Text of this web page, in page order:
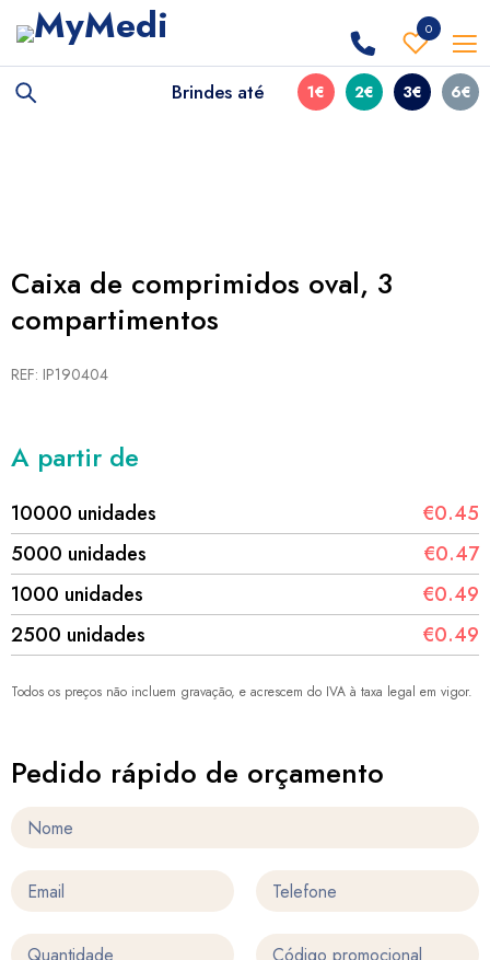
0
Brindes até 1€ 2€ 3€ 6€
Caixa de comprimidos oval, 3
compartimentos
REF: IP190404
A partir de
10000 unidades
€0.45
5000 unidades
€0.47
1000 unidades
€0.49
2500 unidades
€0.49
Todos os preços não incluem gravação, e acrescem do IVA à taxa legal em vigor.
Pedido rápido de orçamento